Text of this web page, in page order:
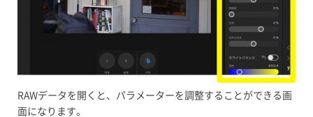
RAWデータを開くと、パラメーターを調整することができる画
面になります。